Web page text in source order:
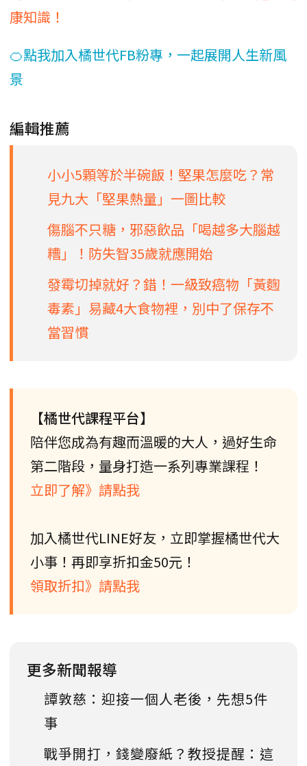
康知識！
🍊點我加入橘世代FB粉專，一起展開人生新風
景
編輯推薦
小小5顆等於半碗飯！堅果怎麼吃？常
見九大「堅果熱量」一圖比較
傷腦不只糖，邪惡飲品「喝越多大腦越
糟」！防失智35歲就應開始
發霉切掉就好？錯！一級致癌物「黃麴
毒素」易藏4大食物裡，別中了保存不
當習慣
【橘世代課程平台】
陪伴您成為有趣而溫暖的大人，過好生命
第二階段，量身打造一系列專業課程！
立即了解》請點我
加入橘世代LINE好友，立即掌握橘世代大
小事！再即享折扣金50元！
領取折扣》請點我
更多新聞報導
譚敦慈：迎接一個人老後，先想5件
事
戰爭開打，錢變廢紙？教授提醒：這